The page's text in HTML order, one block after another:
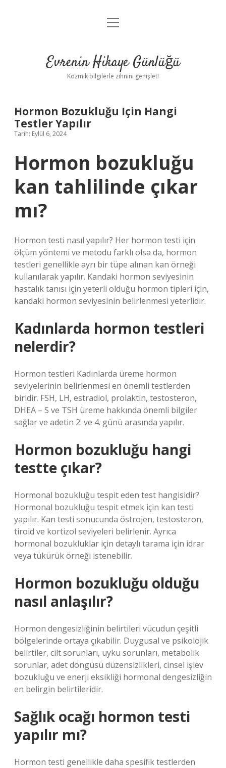
Anasayfa
Yasal Uyarı
menüyü
Evrenin Hikaye Günlüğü
Kozmik bilgilerle zihnini genişlet!
Hormon Bozukluğu Için Hangi
Testler Yapılır
Tarih: Eylül 6, 2024
Hormon bozukluğu
kan tahlilinde çıkar
mı?
Hormon testi nasıl yapılır? Her hormon testi için
ölçüm yöntemi ve metodu farklı olsa da, hormon
testleri genellikle ayrı bir tüpe alınan kan örneği
kullanılarak yapılır. Kandaki hormon seviyesinin
hastalık tanısı için yeterli olduğu hormon tipleri için,
kandaki hormon seviyesinin belirlenmesi yeterlidir.
Kadınlarda hormon testleri
nelerdir?
Hormon testleri Kadınlarda üreme hormon
seviyelerinin belirlenmesi en önemli testlerden
biridir. FSH, LH, estradiol, prolaktin, testosteron,
DHEA – S ve TSH üreme hakkında önemli bilgiler
sağlar ve adetin 2. ve 4. günü arasında yapılır.
Hormon bozukluğu hangi
testte çıkar?
Hormonal bozukluğu tespit eden test hangisidir?
Hormonal bozukluğu tespit etmek için kan testi
yapılır. Kan testi sonucunda östrojen, testosteron,
tiroid ve kortizol seviyeleri belirlenir. Ayrıca
hormonal bozukluklar için detaylı tarama için idrar
veya tükürük örneği istenebilir.
Hormon bozukluğu olduğu
nasıl anlaşılır?
Hormon dengesizliğinin belirtileri vücudun çeşitli
bölgelerinde ortaya çıkabilir. Duygusal ve psikolojik
belirtiler, cilt sorunları, uyku sorunları, metabolik
sorunlar, adet döngüsü düzensizlikleri, cinsel işlev
bozukluğu ve enerji eksikliği hormonal dengesizliğin
en belirgin belirtileridir.
Sağlık ocağı hormon testi
yapılır mı?
Hormon testi genellikle daha spesifik testlerden